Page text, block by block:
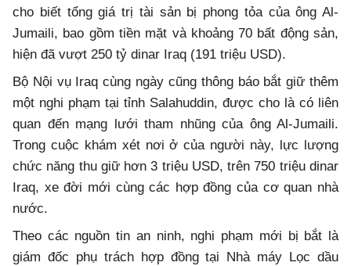
cho biết tổng giá trị tài sản bị phong tỏa của ông Al-
Jumaili, bao gồm tiền mặt và khoảng 70 bất động sản,
hiện đã vượt 250 tỷ dinar Iraq (191 triệu USD).
Bộ Nội vụ Iraq cùng ngày cũng thông báo bắt giữ thêm
một nghi phạm tại tỉnh Salahuddin, được cho là có liên
quan đến mạng lưới tham nhũng của ông Al-Jumaili.
Trong cuộc khám xét nơi ở của người này, lực lượng
chức năng thu giữ hơn 3 triệu USD, trên 750 triệu dinar
Iraq, xe đời mới cùng các hợp đồng của cơ quan nhà
nước.
Theo các nguồn tin an ninh, nghi phạm mới bị bắt là
giám đốc phụ trách hợp đồng tại Nhà máy Lọc dầu